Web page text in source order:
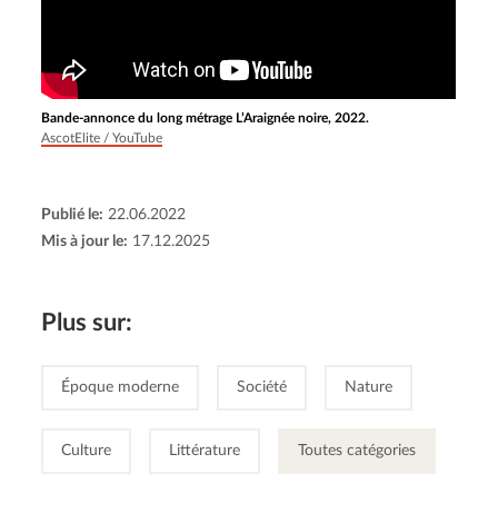
Bande-annonce du long métrage L’Araignée noire, 2022.
AscotElite / YouTube
Publié le: 22.06.2022
Mis à jour le: 17.12.2025
Plus sur:
Époque moderne Société Nature
Culture Littérature Toutes catégories